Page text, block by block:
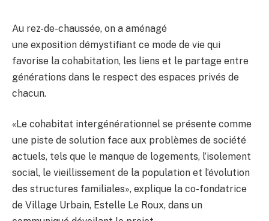
Au rez-de-chaussée, on a aménagé
une exposition démystifiant ce mode de vie qui
favorise la cohabitation, les liens et le partage entre
générations dans le respect des espaces privés de
chacun.
«Le cohabitat intergénérationnel se présente comme
une piste de solution face aux problèmes de société
actuels, tels que le manque de logements, l’isolement
social, le vieillissement de la population et l’évolution
des structures familiales», explique la co-fondatrice
de Village Urbain, Estelle Le Roux, dans un